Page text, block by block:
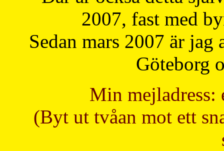
2007, fast med
Sedan mars 2007 är
Göteborg
Min mejladress:
(Byt ut tvåan mot ett